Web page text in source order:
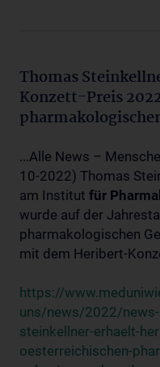
Thomas
Konzett-Preis
...Alle News –
10-2022) Thomas
am Institut für
wurde auf der
pharmakologischen
mit dem Heribert-
https://
uns/news/2022/
steinkellner-erhaelt-
oesterreichischen-